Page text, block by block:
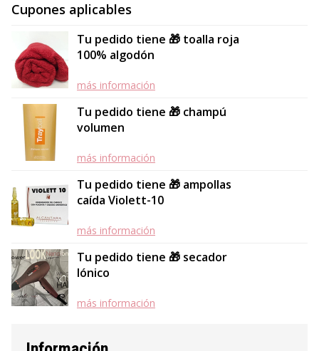
Cupones aplicables
Tu pedido tiene 🎁 toalla roja
100% algodón
más información
Tu pedido tiene 🎁 champú
volumen
más información
Tu pedido tiene 🎁 ampollas
caída Violett-10
más información
Tu pedido tiene 🎁 secador
Iónico
más información